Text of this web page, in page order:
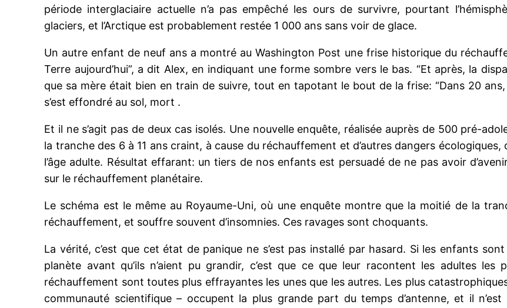
période interglaciaire actuelle n’a pas empêché les ours de survivre, pourtant
glaciers, et l’Arctique est probablement restée 1 000 ans sans voir de glace.
Un autre enfant de neuf ans a montré au Washington Post une frise historique du
Terre aujourd’hui”, a dit Alex, en indiquant une forme sombre vers le bas. “Et après, la
que sa mère était bien en train de suivre, tout en tapotant le bout de la frise: “Dans 20 ans,
s’est effondré au sol, mort .
Et il ne s’agit pas de deux cas isolés. Une nouvelle enquête, réalisée auprès de 500 pré-
la tranche des 6 à 11 ans craint, à cause du réchauffement et d’autres dangers
l’âge adulte. Résultat effarant: un tiers de nos enfants est persuadé de ne pas avoir
sur le réchauffement planétaire.
Le schéma est le même au Royaume-Uni, où une enquête montre que la moitié de la
réchauffement, et souffre souvent d’insomnies. Ces ravages sont choquants.
La vérité, c’est que cet état de panique ne s’est pas installé par hasard. Si les enfants
planète avant qu’ils n’aient pu grandir, c’est que ce que leur racontent les adultes
réchauffement sont toutes plus effrayantes les unes que les autres. Les plus
communauté scientifique – occupent la plus grande part du temps d’antenne, et il